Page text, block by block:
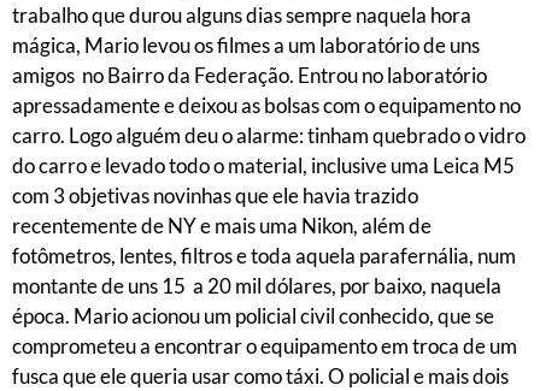
trabalho que durou alguns dias sempre naquela hora
mágica, Mario levou os filmes a um laboratório de uns
amigos no Bairro da Federação. Entrou no laboratório
apressadamente e deixou as bolsas com o equipamento no
carro. Logo alguém deu o alarme: tinham quebrado o vidro
do carro e levado todo o material, inclusive uma Leica M5
com 3 objetivas novinhas que ele havia trazido
recentemente de NY e mais uma Nikon, além de
fotômetros, lentes, filtros e toda aquela parafernália, num
montante de uns 15 a 20 mil dólares, por baixo, naquela
época. Mario acionou um policial civil conhecido, que se
comprometeu a encontrar o equipamento em troca de um
fusca que ele queria usar como táxi. O policial e mais dois